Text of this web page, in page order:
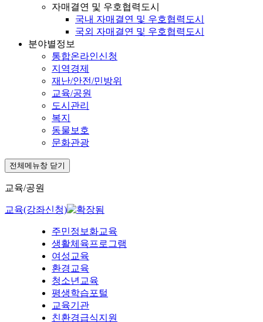
자매결연 및 우호협력도시
국내 자매결연 및 우호협력도시
국외 자매결연 및 우호협력도시
분야별정보
통합온라인신청
지역경제
재난/안전/민방위
교육/공원
도시관리
복지
동물보호
문화관광
전체메뉴창 닫기
교육/공원
교육(강좌신청)
주민정보화교육
생활체육프로그램
여성교육
환경교육
청소년교육
평생학습포털
교육기관
친환경급식지원